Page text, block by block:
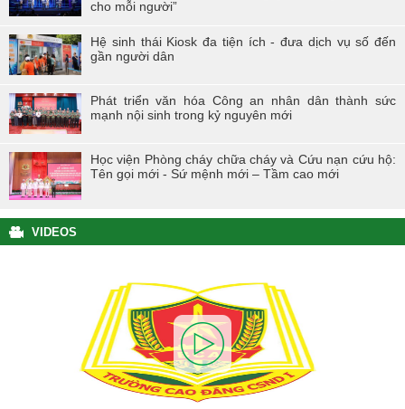
cho mỗi người”
Hệ sinh thái Kiosk đa tiện ích - đưa dịch vụ số đến
gần người dân
Phát triển văn hóa Công an nhân dân thành sức
mạnh nội sinh trong kỷ nguyên mới
Học viện Phòng cháy chữa cháy và Cứu nạn cứu hộ:
Tên gọi mới - Sứ mệnh mới – Tầm cao mới
VIDEOS